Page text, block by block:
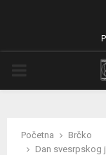
Početna
Brčko
Dan svesrpskog